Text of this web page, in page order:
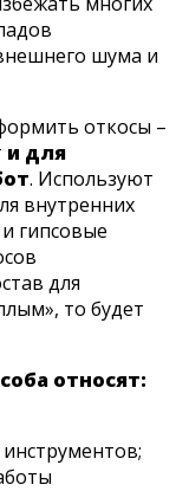
шума и
откосы –
и для
. Используют
внутренних
гипсовые
для
то будет
относят: